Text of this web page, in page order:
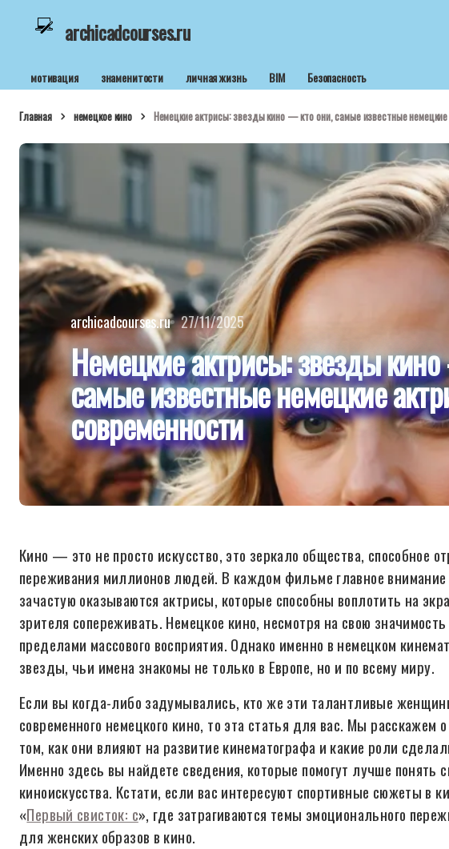
archicadcourses.ru
мотивация знаменитости личная жизнь BIM Безопасность
Главная немецкое кино Немецкие актрисы: звезды кино — кто они, самые известные
archicadcourses.ru 27/11/2025
Немецкие актрисы: звезды
самые известные немецкие
современности
Кино — это не просто искусство, это зеркало общества, способное
переживания миллионов людей. В каждом фильме главное внимание
зачастую оказываются актрисы, которые способны воплотить на
зрителя сопереживать. Немецкое кино, несмотря на свою
пределами массового восприятия. Однако именно в немецком
звезды, чьи имена знакомы не только в Европе, но и по всему миру.
Если вы когда-либо задумывались, кто же эти талантливые
современного немецкого кино, то эта статья для вас. Мы расскажем
том, как они влияют на развитие кинематографа и какие роли
Именно здесь вы найдете сведения, которые помогут лучше понять
киноискусства. Кстати, если вас интересуют спортивные сюжеты в
«Первый свисток: с», где затрагиваются темы эмоционального
для женских образов в кино.